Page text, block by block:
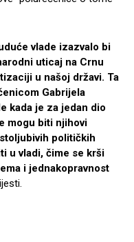
vlade izazvalo bi
uticaj na Crnu
u našoj državi. Ta
Gabrijela
kada je za jedan dio
mogu biti njihovi
političkih
u vladi, čime se krši
i jednakopravnost